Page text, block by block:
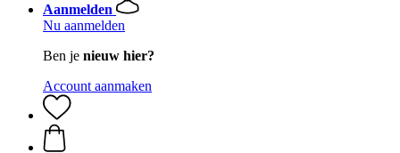
Aanmelden
Nu aanmelden
Ben je nieuw hier?
Account aanmaken